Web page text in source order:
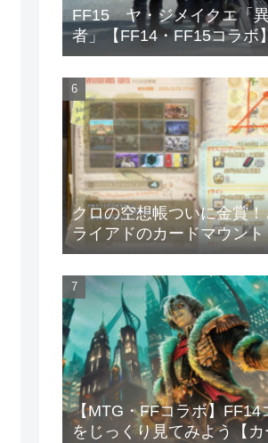
FF15 ヤ・ジメイクエ「
者」【FF14・FF15コラボ
クロの空想帳ついに金賞
ライアドのカードマウント
【MTG・FFコラボ】FF14
をじっくり見てみよう【カ